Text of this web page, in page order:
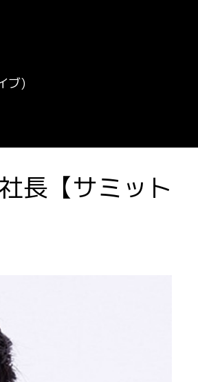
ブ)
長【サミット